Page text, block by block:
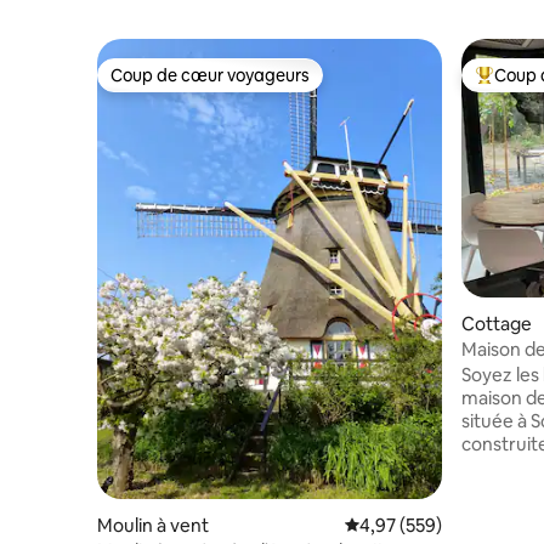
Coup de cœur voyageurs
Coup de cœur voyageurs
Moulin à vent Évaluation moyenne
4,97 (559)
Coups
Coup
Cottage
Maison
avec
Soyez
maison
située à Schoorl !